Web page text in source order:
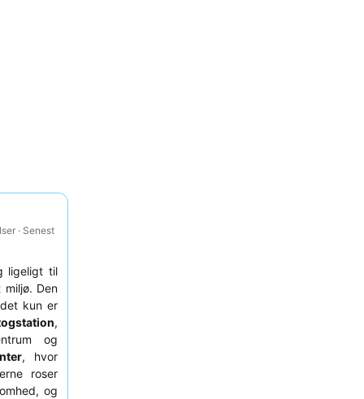
· Senest
ligeligt til
Den
kun er
,
og
, hvor
roser
og